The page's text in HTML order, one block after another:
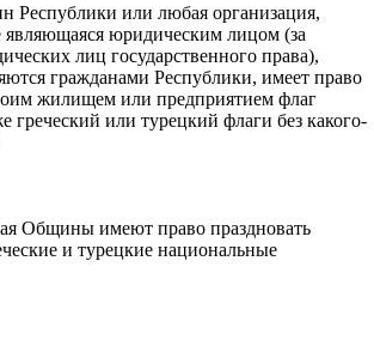
Республики или любая организация,
являющаяся юридическим лицом (за
лиц государственного права),
гражданами Республики, имеет право
жилищем или предприятием флаг
греческий или турецкий флаги без какого-
Общины имеют право праздновать
и турецкие национальные